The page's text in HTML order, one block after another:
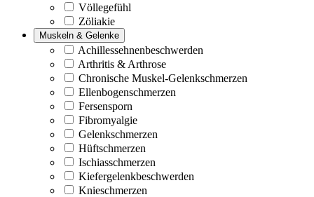
Völlegefühl
Zöliakie
Muskeln & Gelenke
Achillessehnenbeschwerden
Arthritis & Arthrose
Chronische Muskel-Gelenkschmerzen
Ellenbogenschmerzen
Fersensporn
Fibromyalgie
Gelenkschmerzen
Hüftschmerzen
Ischiasschmerzen
Kiefergelenkbeschwerden
Knieschmerzen